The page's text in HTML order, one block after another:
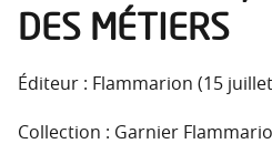
DES MÉTIERS
Éditeur : Flammarion (15
Collection : Garnier